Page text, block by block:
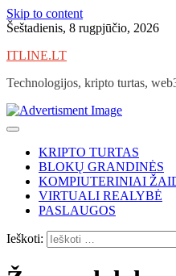
Skip to content
Šeštadienis, 8 rugpjūčio, 2026
ITLINE.LT
Technologijos, kripto turtas,
KRIPTO TURTAS
BLOKŲ GRANDINĖS
KOMPIUTERINIAI
VIRTUALI REALYBĖ
PASLAUGOS
Ieškoti: